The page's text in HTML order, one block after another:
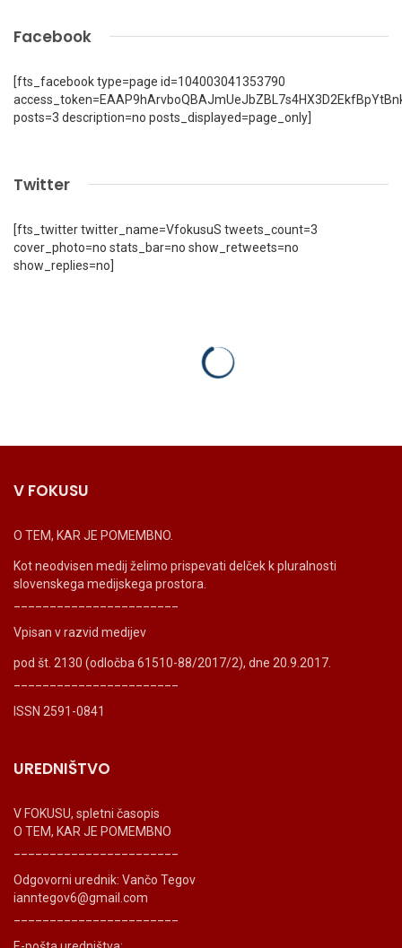
Facebook
[fts_facebook type=page id=104003041353790
posts=3 description=no posts_displayed=page_only]
Twitter
[fts_twitter twitter_name=VfokusuS tweets_count=3
cover_photo=no stats_bar=no show_retweets=no
show_replies=no]
V FOKUSU
O TEM, KAR JE POMEMBNO.
Kot neodvisen medij želimo prispevati delček k pluralnosti
slovenskega medijskega prostora.
Vpisan v razvid medijev
pod št. 2130 (odločba 61510-88/2017/2), dne 20.9.2017.
ISSN 2591-0841
UREDNIŠTVO
V FOKUSU, spletni časopis
O TEM, KAR JE POMEMBNO
Odgovorni urednik: Vančo Tegov
ianntegov6@gmail.com